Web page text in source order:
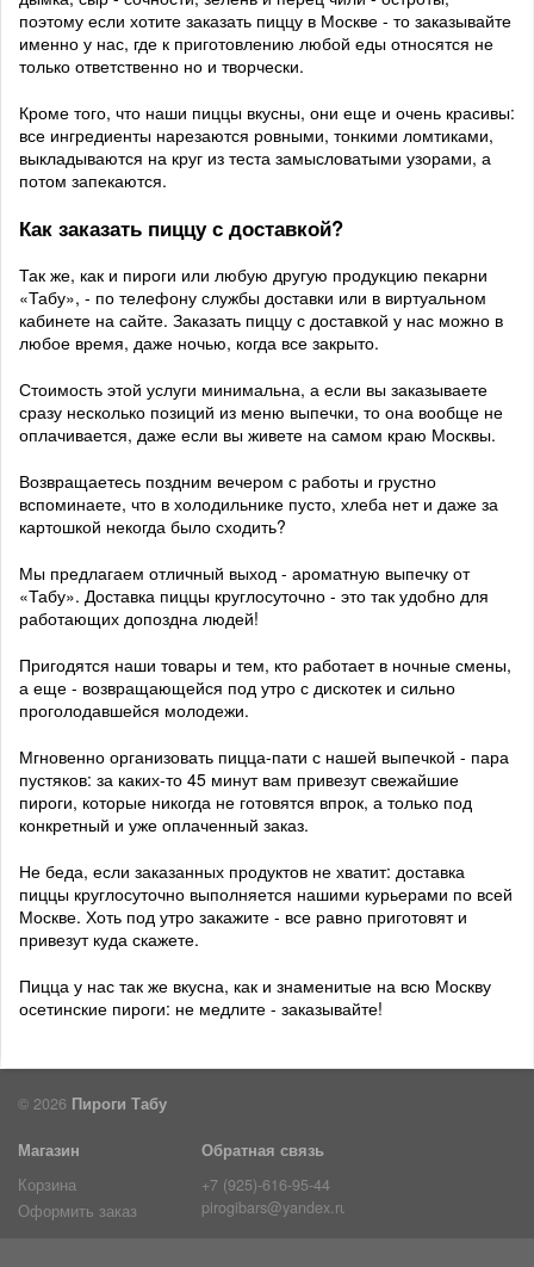
поэтому если хотите заказать пиццу в Москве - то заказывайте
именно у нас, где к приготовлению любой еды относятся не
только ответственно но и творчески.
Кроме того, что наши пиццы вкусны, они еще и очень красивы:
все ингредиенты нарезаются ровными, тонкими ломтиками,
выкладываются на круг из теста замысловатыми узорами, а
потом запекаются.
Как заказать пиццу с доставкой?
Так же, как и пироги или любую другую продукцию пекарни
«Табу», - по телефону службы доставки или в виртуальном
кабинете на сайте. Заказать пиццу с доставкой у нас можно в
любое время, даже ночью, когда все закрыто.
Стоимость этой услуги минимальна, а если вы заказываете
сразу несколько позиций из меню выпечки, то она вообще не
оплачивается, даже если вы живете на самом краю Москвы.
Возвращаетесь поздним вечером с работы и грустно
вспоминаете, что в холодильнике пусто, хлеба нет и даже за
картошкой некогда было сходить?
Мы предлагаем отличный выход - ароматную выпечку от
«Табу». Доставка пиццы круглосуточно - это так удобно для
работающих допоздна людей!
Пригодятся наши товары и тем, кто работает в ночные смены,
а еще - возвращающейся под утро с дискотек и сильно
проголодавшейся молодежи.
Мгновенно организовать пицца-пати с нашей выпечкой - пара
пустяков: за каких-то 45 минут вам привезут свежайшие
пироги, которые никогда не готовятся впрок, а только под
конкретный и уже оплаченный заказ.
Не беда, если заказанных продуктов не хватит: доставка
пиццы круглосуточно выполняется нашими курьерами по всей
Москве. Хоть под утро закажите - все равно приготовят и
привезут куда скажете.
Пицца у нас так же вкусна, как и знаменитые на всю Москву
осетинские пироги: не медлите - заказывайте!
© 2026 Пироги Табу
Магазин
Корзина
Оформить заказ
Обратная связь
+7 (925)-616-95-44
pirogibars@yandex.ru